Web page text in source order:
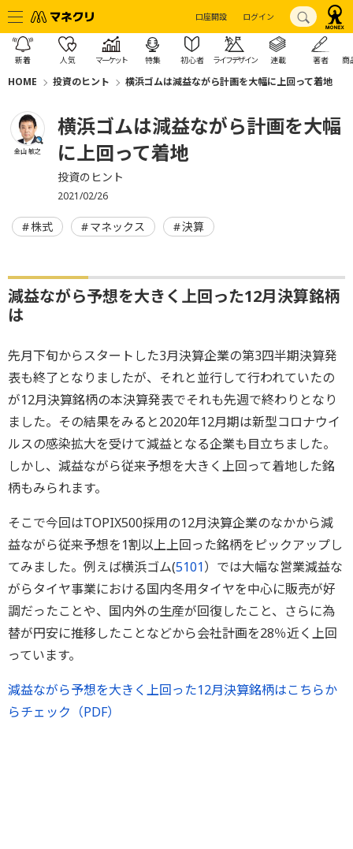
口座開設 ログイン
新着 人気 マーケット 特集 初心者 ライフデザイン 連載 著者 商
HOME 投資のヒント 横浜ゴムは減益ながら計画を大幅に上回って着地
金山 敏之
横浜ゴムは減益ながら計画を大幅
に上回って着地
投資のヒント
2021/02/26
株式 マネックス 決算
減益ながら予想を大きく上回った12月決算銘柄
は
先月下旬からスタートした3月決算企業の第3四半期決算発
表も終了となりましたが、それと並行して行われていたの
が12月決算銘柄の本決算発表でそれも先週で終わりとなり
ました。その結果をみると2020年12月期は新型コロナウイ
ルスの感染拡大を受けて減益となる企業も目立ちました。
しかし、減益ながら従来予想を大きく上回って着地した銘
柄もみられます。
そこで今回はTOPIX500採用の12月決算企業のなかから減
益ながら従来予想を1割以上上回った銘柄をピックアップし
てみました。例えば横浜ゴム(5101）では大幅な営業減益な
がらタイヤ事業における国内冬用タイヤを中心に販売が好
調だったことや、国内外の生産が回復したこと、さらに為
替が円安に推移したことなどから会社計画を28％近く上回
っています。
減益ながら予想を大きく上回った12月決算銘柄はこちらか
らチェック（PDF）